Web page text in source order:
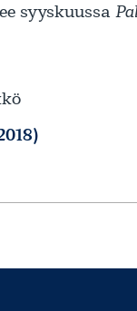
syyskuussa